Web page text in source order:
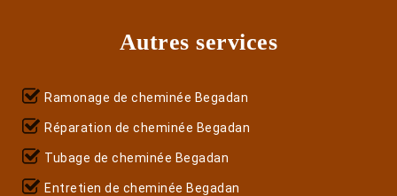
Autres services
Ramonage de cheminée Begadan
Réparation de cheminée Begadan
Tubage de cheminée Begadan
Entretien de cheminée Begadan